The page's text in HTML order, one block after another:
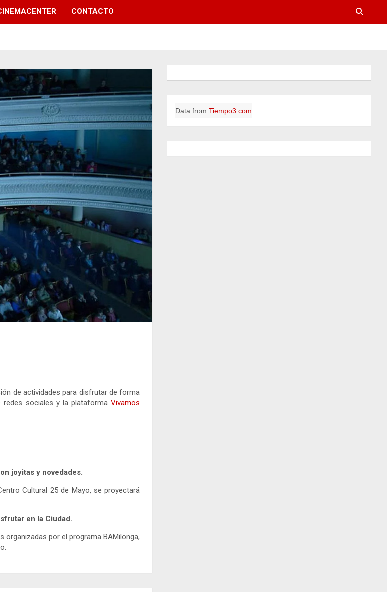
CONTACTO
de actividades para disfrutar de forma
redes sociales y la plataformaVivamos
joyitas y novedades.
Cultural 25 de Mayo, se proyectará
en la Ciudad.
organizadas por el programa BAMilonga,
Data fromTiempo3.com